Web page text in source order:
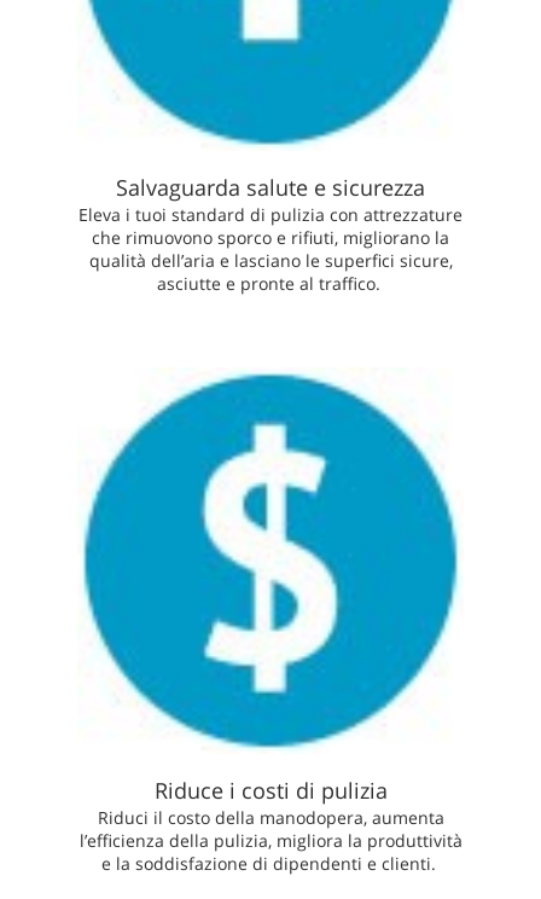
Salvaguarda salute e sicurezza
Eleva i tuoi standard di pulizia con attrezzature
che rimuovono sporco e rifiuti, migliorano la
qualità dell’aria e lasciano le superfici sicure,
asciutte e pronte al traffico.
Riduce i costi di pulizia
Riduci il costo della manodopera, aumenta
l’efficienza della pulizia, migliora la produttività
e la soddisfazione di dipendenti e clienti.